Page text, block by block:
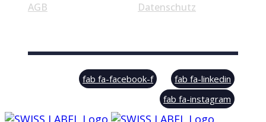
AGB
Datenschutz
© Swiss Label, All rights reserved
fab fa-facebook-f
fab fa-linkedin
fab fa-instagram